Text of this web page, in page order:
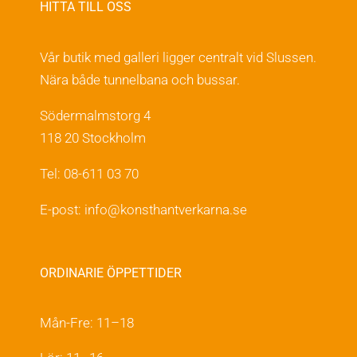
HITTA TILL OSS
Vår butik med galleri ligger centralt vid Slussen.
Nära både tunnelbana och bussar.
Södermalmstorg 4
118 20 Stockholm
Tel: 08-611 03 70
E-post: info@konsthantverkarna.se
ORDINARIE ÖPPETTIDER
Mån-Fre: 11–18